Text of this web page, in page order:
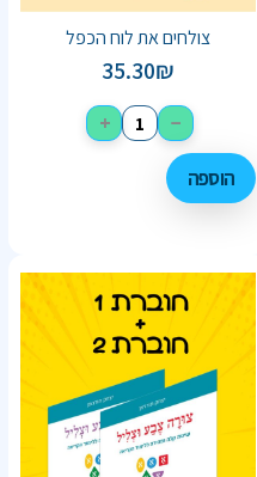
צולחים את לוח הכפל
35.30₪
−
+
הוספה